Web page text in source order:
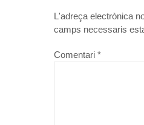
L'adreça electrònica
camps necessaris
Comentari *